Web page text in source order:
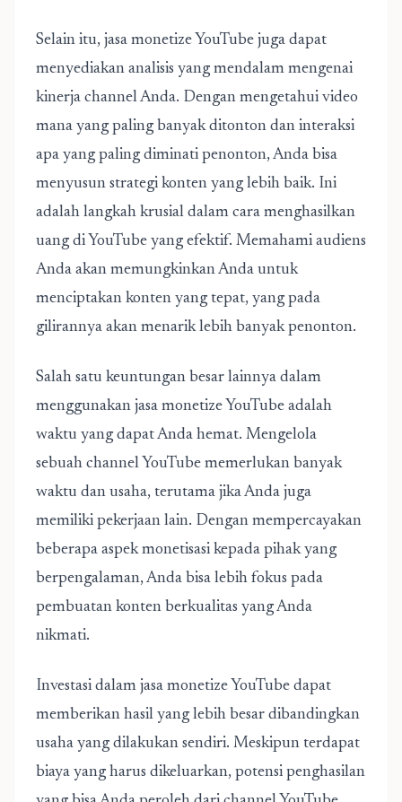
Selain itu, jasa monetize YouTube juga dapat
menyediakan analisis yang mendalam mengenai
kinerja channel Anda. Dengan mengetahui video
mana yang paling banyak ditonton dan interaksi
apa yang paling diminati penonton, Anda bisa
menyusun strategi konten yang lebih baik. Ini
adalah langkah krusial dalam cara menghasilkan
uang di YouTube yang efektif. Memahami audiens
Anda akan memungkinkan Anda untuk
menciptakan konten yang tepat, yang pada
gilirannya akan menarik lebih banyak penonton.
Salah satu keuntungan besar lainnya dalam
menggunakan jasa monetize YouTube adalah
waktu yang dapat Anda hemat. Mengelola
sebuah channel YouTube memerlukan banyak
waktu dan usaha, terutama jika Anda juga
memiliki pekerjaan lain. Dengan mempercayakan
beberapa aspek monetisasi kepada pihak yang
berpengalaman, Anda bisa lebih fokus pada
pembuatan konten berkualitas yang Anda
nikmati.
Investasi dalam jasa monetize YouTube dapat
memberikan hasil yang lebih besar dibandingkan
usaha yang dilakukan sendiri. Meskipun terdapat
biaya yang harus dikeluarkan, potensi penghasilan